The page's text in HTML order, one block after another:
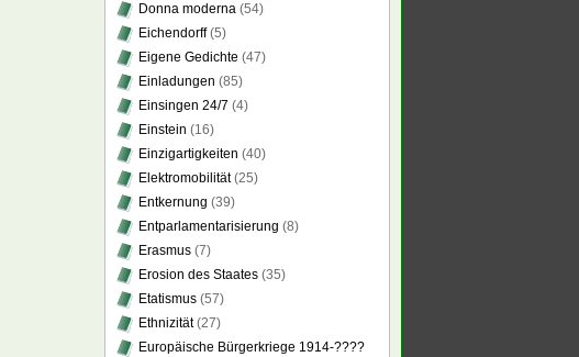
Donna moderna (54)
Eichendorff(5)
Eigene Gedichte (47)
Einladungen (85)
Einsingen 24/7 (4)
Einstein (16)
Einzigartigkeiten (40)
Elektromobilität(25)
Entkernung (39)
Entparlamentarisierung (8)
Erasmus (7)
Erosion des Staates (35)
Etatismus (57)
Ethnizität(27)
Europäische Bürgerkriege 1914-????